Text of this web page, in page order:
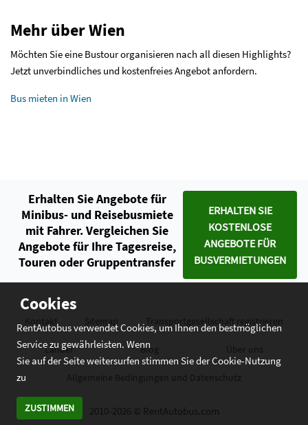
Cookies
RentAutobus verwendet Cookies, um Ihnen den bestmöglichen
Service zu gewährleisten. Wenn
Sie auf der Seite weitersurfen stimmen Sie der Cookie-Nutzung
zu
ZUSTIMMEN
Mehr über Wien
Möchten Sie eine Bustour organisieren nach all diesen Highlights?
Jetzt unverbindliches und kostenfreies Angebot anfordern.
Bus mieten in Wien
Erhalten Sie Angebote für
Minibus- und Reisebusmiete
mit Fahrer. Vergleichen Sie
Angebote für Ihre Tagesreise,
Touren oder Gruppentransfer
ERHALTEN SIE
KOSTENLOSE
ANGEBOTE FÜR
BUSVERMIETUNGEN
Kontakt Sitemap Transportgesellschaft registrieren
Länder Blog Über uns
Allgemeine Bedingungen und Datenschutz
2010-2026 © RentAutobus.com